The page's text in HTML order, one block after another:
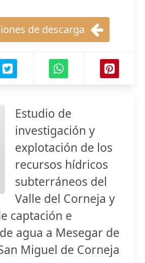
de descarga
Estudio de
investigación y
explotación de los
recursos hídricos
subterráneos del
Valle del Corneja y
captación e
agua a Mesegar de
Miguel de Corneja